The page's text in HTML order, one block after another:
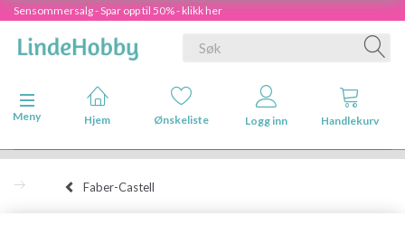
Sensommersalg - Spar opp til 50% - klikk her
Veksle navigasjon
Meny
Hjem Ønskeliste Logg inn Handlekurv
Faber-Castell